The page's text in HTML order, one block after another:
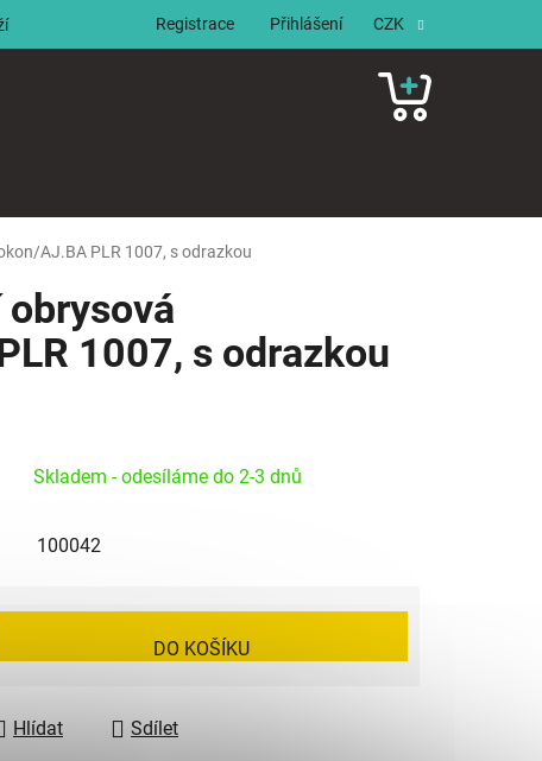
CZK
Přihlášení
Registrace
NÁKUPNÍ
AJ.BA PLR 1007, s odrazkou
1007, s odrazkou
Skladem - odesíláme do 2-3 dnů
100042
DO KOŠÍKU
Hlídat Sdílet